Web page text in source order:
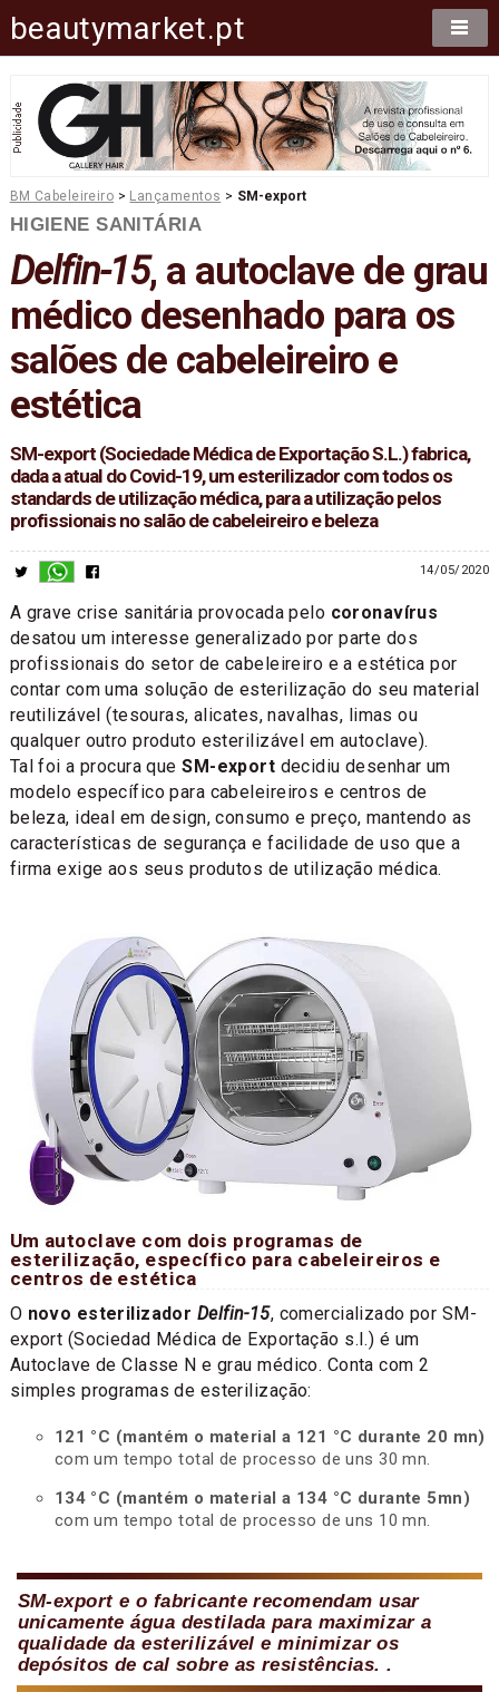
beautymarket.pt
BM Cabeleireiro > Lançamentos > SM-export
HIGIENE SANITÁRIA
Delfin-15, a autoclave de grau
médico desenhado para os
salões de cabeleireiro e
estética
SM-export (Sociedade Médica de Exportação S.L.) fabrica,
dada a atual do Covid-19, um esterilizador com todos os
standards de utilização médica, para a utilização pelos
profissionais no salão de cabeleireiro e beleza
14/05/2020
A grave crise sanitária provocada pelo coronavírus
desatou um interesse generalizado por parte dos
profissionais do setor de cabeleireiro e a estética por
contar com uma solução de esterilização do seu material
reutilizável (tesouras, alicates, navalhas, limas ou
qualquer outro produto esterilizável em autoclave).
Tal foi a procura queSM-export decidiu desenhar um
modelo específico para cabeleireiros e centros de
beleza, ideal em design, consumo e preço, mantendo as
características de segurança e facilidade de uso que a
firma exige aos seus produtos de utilização médica.
Um autoclave com dois programas de
esterilização, específico para cabeleireiros e
centros de estética
O novo esterilizador Delfin-15, comercializado por SM-
export (Sociedad Médica de Exportação s.I.) é um
Autoclave de Classe N e grau médico. Conta com 2
simples programas de esterilização:
121 °C (mantém o material a 121 °C durante 20 mn)
com um tempo total de processo de uns 30 mn.
134 °C (mantém o material a 134 °C durante 5mn)
com um tempo total de processo de uns 10 mn.
SM-export e o fabricante recomendam usar
unicamente água destilada para maximizar a
qualidade da esterilizável e minimizar os
depósitos de cal sobre as resistências. .